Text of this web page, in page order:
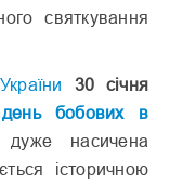
святкування
30 січня
день бобових в
дуже насичена
історичною